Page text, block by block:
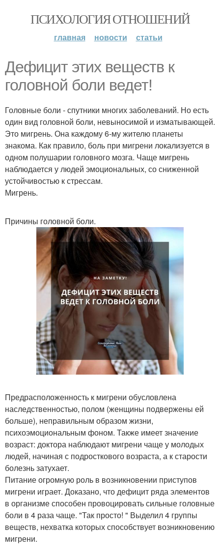
ПСИХОЛОГИЯ ОТНОШЕНИЙ
главная новости статьи
Дефицит этих веществ к
головной боли ведет!
Головные боли - спутники многих заболеваний. Но есть
один вид головной боли, невыносимой и изматывающей.
Это мигрень. Она каждому 6-му жителю планеты
знакома. Как правило, боль при мигрени локализуется в
одном полушарии головного мозга. Чаще мигрень
наблюдается у людей эмоциональных, со сниженной
устойчивостью к стрессам.
Мигрень.
Причины головной боли.
Предрасположенность к мигрени обусловлена
наследственностью, полом (женщины подвержены ей
больше), неправильным образом жизни,
психоэмоциональным фоном. Также имеет значение
возраст: доктора наблюдают мигрени чаще у молодых
людей, начиная с подросткового возраста, а к старости
болезнь затухает.
Питание огромную роль в возникновении приступов
мигрени играет. Доказано, что дефицит ряда элементов
в организме способен провоцировать сильные головные
боли в 4 раза чаще. "Так просто! " Выделил 4 группы
веществ, нехватка которых способствует возникновению
мигрени.